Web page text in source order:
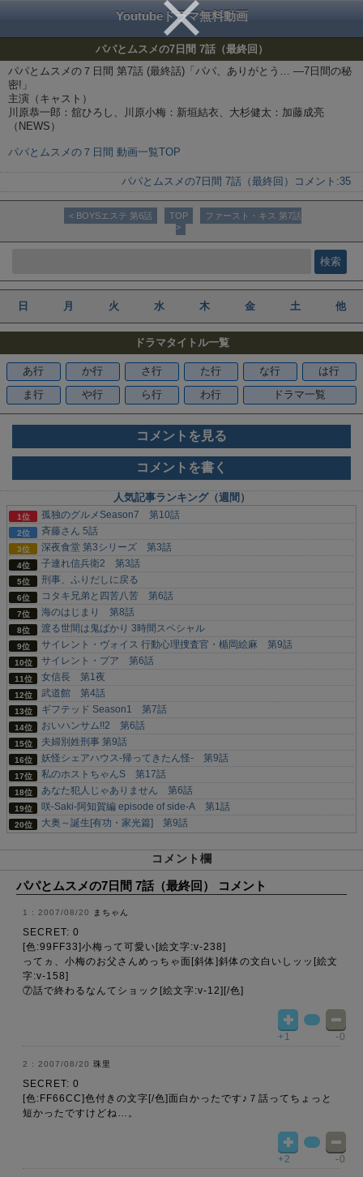
Youtubeドラマ無料動画
パパとムスメの7日間 7話（最終回）
パパとムスメの７日間 第7話 (最終話)「パパ、ありがとう… ―7日間の秘
密!」
主演（キャスト）
川原恭一郎：舘ひろし、川原小梅：新垣結衣、大杉健太：加藤成亮
（NEWS）
パパとムスメの７日間 動画一覧TOP
パパとムスメの7日間 7話（最終回） コメント:35
< BOYSエステ 第6話 TOP
ファースト・キス 第7話
>
日 月 火 水 木 金 土 他
ドラマタイトル一覧
あ行 か行 さ行 た行 な行
は行
ま行
や行 ら行 わ行 ドラマ一覧
コメントを見る
コメントを書く
人気記事ランキング（週間）
孤独のグルメSeason7 第10話
斉藤さん 5話
深夜食堂 第3シリーズ 第3話
子連れ信兵衛2 第3話
刑事、ふりだしに戻る
コタキ兄弟と四苦八苦 第6話
海のはじまり 第8話
渡る世間は鬼ばかり 3時間スペシャル
サイレント・ヴォイス 行動心理捜査官・楯岡絵麻 第9話
サイレント・プア 第6話
女信長 第1夜
武道館 第4話
ギフテッド Season1 第7話
おいハンサム!!2 第6話
夫婦別姓刑事 第9話
妖怪シェアハウス-帰ってきたん怪- 第9話
私のホストちゃんS 第17話
あなた犯人じゃありません 第6話
咲-Saki-阿知賀編 episode of side-A 第1話
大奥～誕生[有功・家光篇] 第9話
コメント欄
パパとムスメの7日間 7話（最終回） コメント
2007/08/20 まちゃん
SECRET: 0
[色:99FF33]小梅って可愛い[絵文字:v-238]
ってヵ、小梅のお父さんめっちゃ面[斜体]斜体の文白いしッッ[絵文
字:v-158]
⑦話で終わるなんてショック[絵文字:v-12][/色]
+1 -0
2007/08/20 珠里
SECRET: 0
[色:FF66CC]色付きの文字[/色]面白かったです♪７話ってちょっと
短かったですけどね…。
+2 -0